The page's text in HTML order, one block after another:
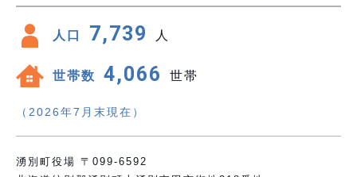
人口 7,739 人
世帯数 4,066 世帯
（2026年7月末現在）
湧別町役場 〒099-6592